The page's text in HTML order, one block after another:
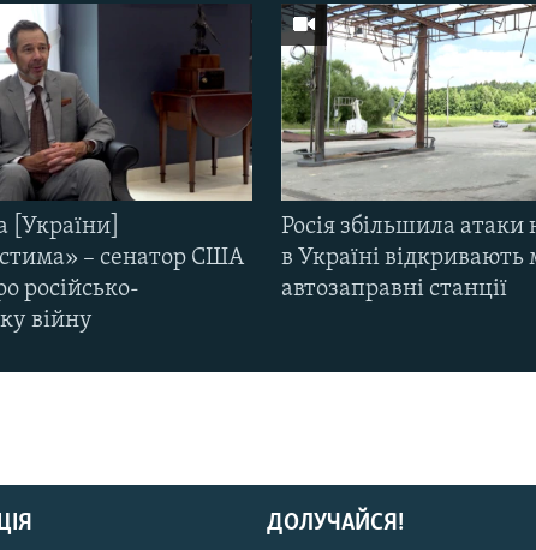
[України]
– сенатор США
російсько-
війну
Росія збільшила атаки
в Україні відкривають
автозаправні станції
ДОЛУЧАЙСЯ!